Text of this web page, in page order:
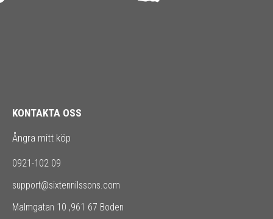
KONTAKTA OSS
Ångra mitt köp
0921-102 09
support@sixtennilssons.com
Malmgatan 10 ,961 67 Boden